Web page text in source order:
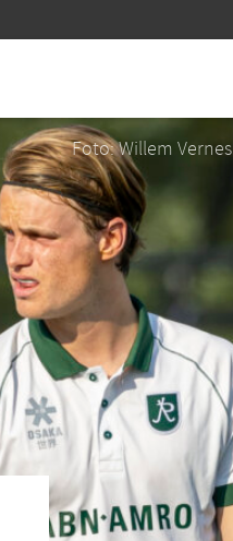
Foto: Willem Vernes